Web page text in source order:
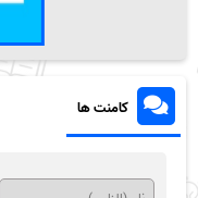
کامنت ها